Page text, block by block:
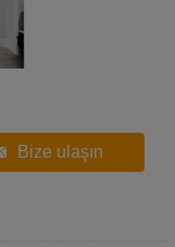
Bize ulaşın